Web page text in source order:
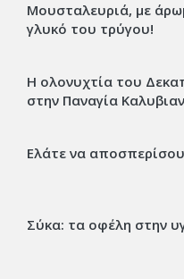
Μουσταλευριά, με
γλυκό του τρύγου!
Η ολονυχτία του
στην Παναγία
Ελάτε να
Σύκα: τα οφέλη στην